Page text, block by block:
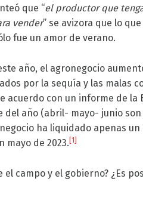
que “el productor que
vender” se avizora que lo
fue un amor de verano.
año, el agronegocio
por la sequía y las malas
acuerdo con un informe de la
año (abril- mayo- junio
ha liquidado apenas un
mayo de 2023. [1]
campo y el gobierno? ¿Es